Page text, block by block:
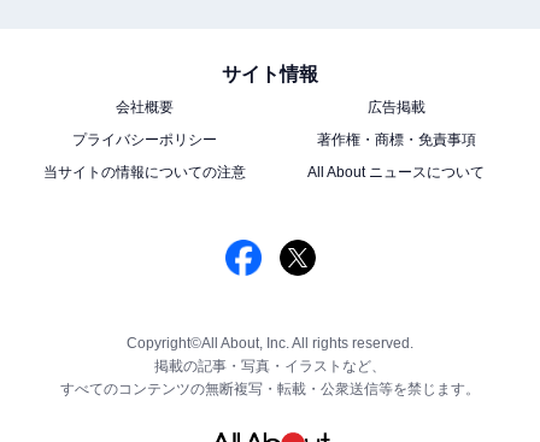
サイト情報
会社概要
広告掲載
プライバシーポリシー
著作権・商標・免責事項
当サイトの情報についての注意
All About ニュースについて
Copyright©All About, Inc. All rights reserved.
掲載の記事・写真・イラストなど、
すべてのコンテンツの無断複写・転載・公衆送信等を禁じます。